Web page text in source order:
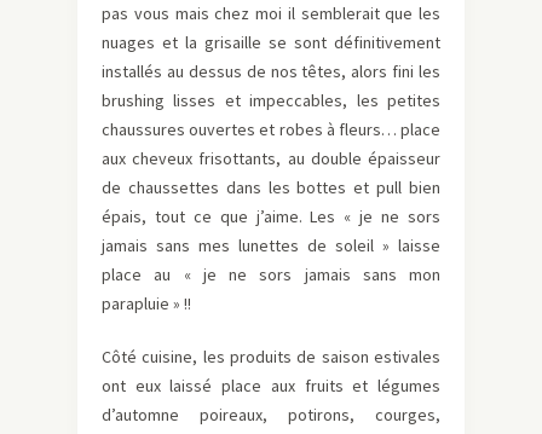
pas vous mais chez moi il semblerait que les
nuages et la grisaille se sont définitivement
installés au dessus de nos têtes, alors fini les
brushing lisses et impeccables, les petites
chaussures ouvertes et robes à fleurs… place
aux cheveux frisottants, au double épaisseur
de chaussettes dans les bottes et pull bien
épais, tout ce que j’aime. Les « je ne sors
jamais sans mes lunettes de soleil » laisse
place au « je ne sors jamais sans mon
parapluie » !!
Côté cuisine, les produits de saison estivales
ont eux laissé place aux fruits et légumes
d’automne poireaux, potirons, courges,